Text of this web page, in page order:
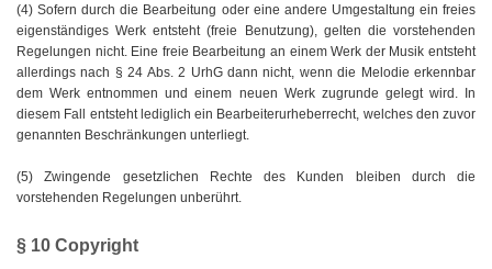
(4) Sofern durch die Bearbeitung oder eine andere Umgestaltung ein freies
eigenständiges Werk entsteht (freie Benutzung), gelten die vorstehenden
Regelungen nicht. Eine freie Bearbeitung an einem Werk der Musik entsteht
allerdings nach § 24 Abs. 2 UrhG dann nicht, wenn die Melodie erkennbar
dem Werk entnommen und einem neuen Werk zugrunde gelegt wird. In
diesem Fall entsteht lediglich ein Bearbeiterurheberrecht, welches den zuvor
genannten Beschränkungen unterliegt.
(5) Zwingende gesetzlichen Rechte des Kunden bleiben durch die
vorstehenden Regelungen unberührt.
§ 10 Copyright